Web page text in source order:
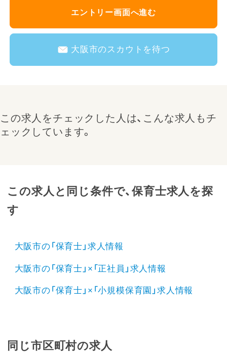
エントリー画面へ進む
大阪市のスカウトを待つ
この求人をチェックした人は、こんな求人もチ
ェックしています。
この求人と同じ条件で、保育士求人を探
す
大阪市の「保育士」求人情報
大阪市の「保育士」×「正社員」求人情報
大阪市の「保育士」×「小規模保育園」求人情報
同じ市区町村の求人